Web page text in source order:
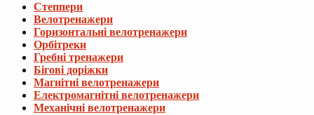
Степпери
Велотренажери
Горизонтальні велотренажери
Орбітреки
Гребні тренажери
Бігові доріжки
Магнітні велотренажери
Електромагнітні велотренажери
Механічні велотренажери